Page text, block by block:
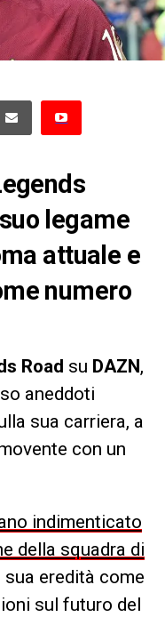
legame
attuale e
numero
Road su DAZN,
aneddoti
sua carriera, a
con un
indimenticato
della squadra di
sua eredità come
sul futuro del